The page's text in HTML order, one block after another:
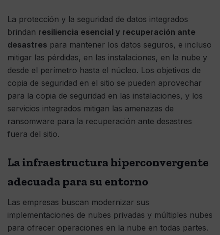
La protección y la seguridad de datos integrados
brindan resiliencia esencial y recuperación ante
desastres para mantener los datos seguros, e incluso
mitigar las pérdidas, en las instalaciones, en la nube y
desde el perímetro hasta el núcleo. Los objetivos de
copia de seguridad en el sitio se pueden aprovechar
para la copia de seguridad en las instalaciones, y los
servicios integrados mitigan las amenazas de
ransomware para la recuperación ante desastres
fuera del sitio.
La infraestructura hiperconvergente
adecuada para su entorno
Las empresas buscan modernizar sus
implementaciones de nubes privadas y múltiples nubes
para ofrecer operaciones en la nube en todas partes.